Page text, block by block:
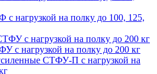
нагрузкой на полку до 100, 125,
с нагрузкой на полку до 200 кг